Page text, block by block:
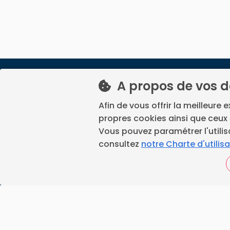
A propos de vos
Afin de vous offrir la meilleure
propres cookies ainsi que
Vous pouvez paramétrer
consultez notre Charte
La prise de rendez-vous
France Ramonage est un